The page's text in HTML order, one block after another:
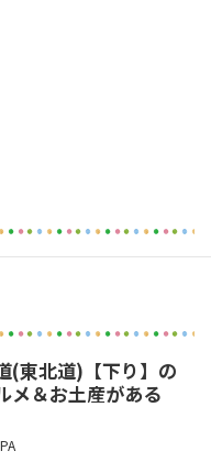
(東北道)【下り】の
メ＆お土産がある